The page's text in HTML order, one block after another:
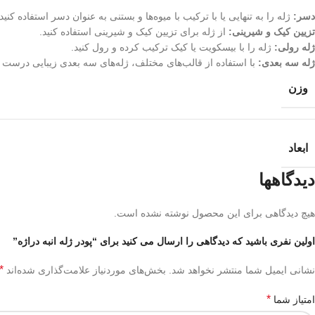
دسر: ژله را به تنهایی یا با ترکیب با میوه‌ها و بستنی به عنوان دسر استفاده
تزیین کیک و شیرینی: از ژله برای تزیین کیک و شیرینی استفاده کنید.
ژله رولی: ژله را با بیسکویت یا کیک ترکیب کرده و رول کنید.
ژله سه بعدی: با استفاده از قالب‌های مختلف، ژله‌های سه بعدی زیبایی درست
وزن
ابعاد
دیدگاهها
هیچ دیدگاهی برای این محصول نوشته نشده است.
اولین نفری باشید که دیدگاهی را ارسال می کنید برای “پودر ژله انبه دراژه”
نشانی ایمیل شما منتشر نخواهد شد. بخش‌های موردنیاز علامت‌گذاری شده‌اند *
امتیاز شما *